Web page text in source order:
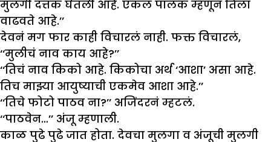
मुलगी दत्तक घेतली आहे. एकल पालक म्हणून तिला
वाढवते आहे.’’
देवनं मग फार काही विचारलं नाही. फक्त विचारलं,
‘‘मुलीचं नाव काय आहे?’’
‘‘तिचं नाव किको आहे. किकोचा अर्थ ‘आशा’ असा आहे.
तिच माझ्या आयुष्याची एकमेव आशा आहे.’’
‘‘तिचे फोटो पाठव ना?’’ अजिंदरनं म्हटलं.
‘‘पाठवेन…’’ अंजू म्हणाली.
काळ पुढे पुढे जात होता. देवचा मुलगा व अंजूची मुलगी